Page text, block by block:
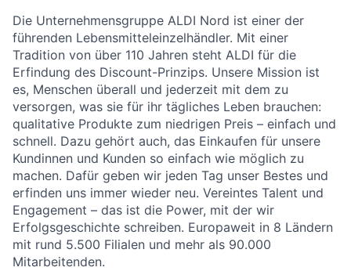
Die Unternehmensgruppe ALDI Nord ist einer der
führenden Lebensmitteleinzelhändler. Mit einer
Tradition von über 110 Jahren steht ALDI für die
Erfindung des Discount-Prinzips. Unsere Mission ist
es, Menschen überall und jederzeit mit dem zu
versorgen, was sie für ihr tägliches Leben brauchen:
qualitative Produkte zum niedrigen Preis – einfach und
schnell. Dazu gehört auch, das Einkaufen für unsere
Kundinnen und Kunden so einfach wie möglich zu
machen. Dafür geben wir jeden Tag unser Bestes und
erfinden uns immer wieder neu. Vereintes Talent und
Engagement – das ist die Power, mit der wir
Erfolgsgeschichte schreiben. Europaweit in 8 Ländern
mit rund 5.500 Filialen und mehr als 90.000
Mitarbeitenden.